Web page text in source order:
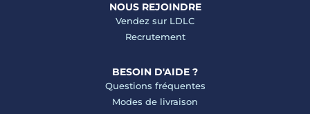
NOUS REJOINDRE
Vendez sur LDLC
Recrutement
BESOIN D'AIDE ?
Questions fréquentes
Modes de livraison